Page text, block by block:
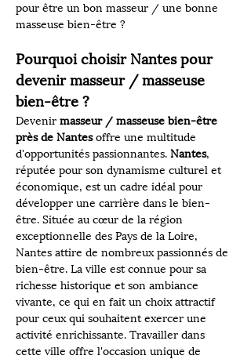
pour être un bon masseur / une bonne
masseuse bien-être ?
Pourquoi choisir Nantes pour
devenir masseur / masseuse
bien-être ?
Devenir masseur / masseuse bien-être
près de Nantes offre une multitude
d'opportunités passionnantes. Nantes,
réputée pour son dynamisme culturel et
économique, est un cadre idéal pour
développer une carrière dans le bien-
être. Située au cœur de la région
exceptionnelle des Pays de la Loire,
Nantes attire de nombreux passionnés de
bien-être. La ville est connue pour sa
richesse historique et son ambiance
vivante, ce qui en fait un choix attractif
pour ceux qui souhaitent exercer une
activité enrichissante. Travailler dans
cette ville offre l'occasion unique de